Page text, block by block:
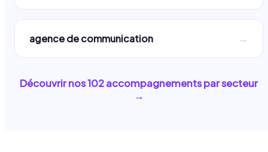
agence de communication →
Découvrir nos102accompagnements par secteur
→